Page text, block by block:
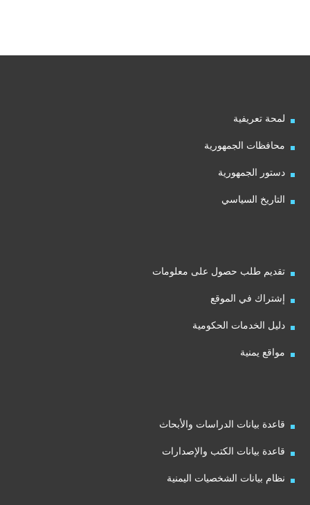
لمحة تعريفية
محافظات الجمهورية
دستور الجمهورية
التاريخ السياسي
تقديم طلب حصول على معلومات
إشتراك في الموقع
دليل الخدمات الحكومية
مواقع يمنية
قاعدة بيانات الدراسات والأبحاث
قاعدة بيانات الكتب والإصدارات
نظام بيانات الشخصيات اليمنية